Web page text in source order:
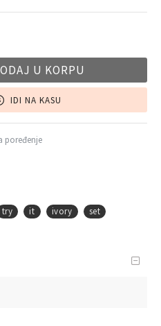
U KORPU
IDI NA KASU
poređenje
try it ivory
set